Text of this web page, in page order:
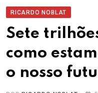
RICARDO NOBLAT
Sete
como
o nosso